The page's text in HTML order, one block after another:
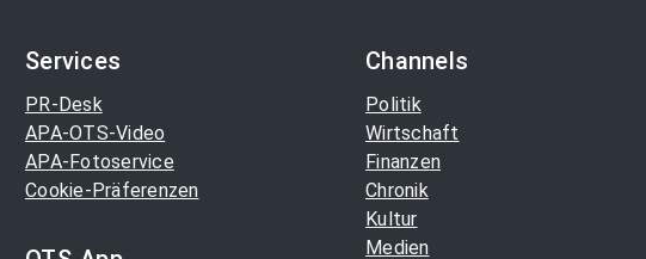
Services
PR-Desk
APA-OTS-Video
APA-Fotoservice
Cookie-Präferenzen
Channels
Politik
Wirtschaft
Finanzen
Chronik
Kultur
Medien